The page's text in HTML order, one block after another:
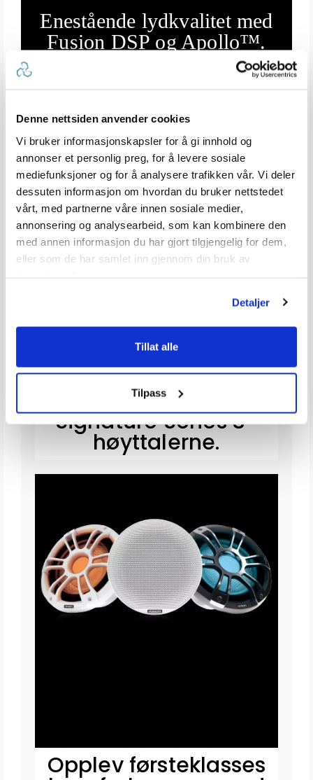
Denne nettsiden anvender cookies
Vi bruker informasjonskapsler for å gi innhold og
annonser et personlig preg, for å levere sosiale
mediefunksjoner og for å analysere trafikken vår. Vi deler
dessuten informasjon om hvordan du bruker nettstedet
vårt, med partnerne våre innen sosiale medier,
annonsering og analysearbeid, som kan kombinere den
med annen informasjon du har gjort tilgjengelig for dem,
eller som de har samlet inn gjennom din bruk av
Detaljer
Tillat alle
Tilpass
Enestående lydkvalitet med
Fusion DSP og Apollo™.
Opplev førsteklasses
akustisk ytelse med
Signature Series 3-
høyttalerne.
Opplev førsteklasses